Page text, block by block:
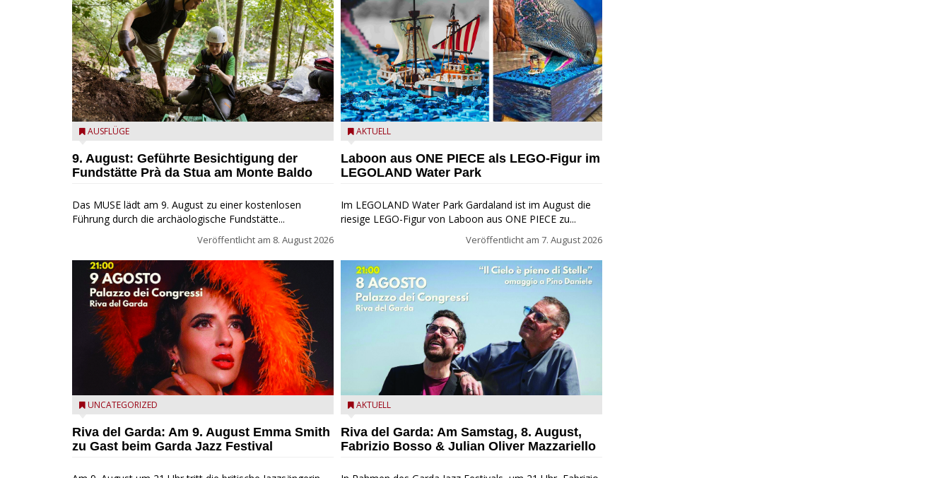
die archäologische Fundstätte Riparo Prà da Stua am
AUSFLÜGE
9. August: Geführte Besichtigung der
Fundstätte Prà da Stua am Monte Baldo
Das MUSE lädt am 9. August zu einer kostenlosen
Führung durch die archäologische Fundstätte...
Veröffentlicht am 8. August 2026
Riva del Garda - Emma Smith zu Gast beim Garda Jazz
UNCATEGORIZED
Riva del Garda: Am 9. August Emma Smith
zu Gast beim Garda Jazz Festival
Laboon aus ONE PIECE als LEGO-Figur im LEGOLAND
AKTUELL
Laboon aus ONE PIECE als LEGO-Figur im
LEGOLAND Water Park
Im LEGOLAND Water Park Gardaland ist im August die
riesige LEGO-Figur von Laboon aus ONE PIECE zu...
Veröffentlicht am 7. August 2026
Fabrizio Bosso & Julian Oliver Mazzariello zu Gast beim
AKTUELL
Riva del Garda: Am Samstag, 8. August,
Fabrizio Bosso & Julian Oliver Mazzariello